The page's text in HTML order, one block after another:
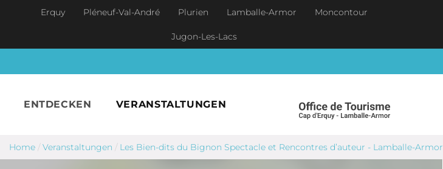
Skip to main content
Erquy Pléneuf-Val-André Plurien Lamballe-Armor Moncontour
Jugon-Les-Lacs
ENTDECKEN VERANSTALTUNGEN
Home / Veranstaltungen / Les Bien-dits du Bignon Spectacle et Rencontres d’auteur - Lamballe-Armor